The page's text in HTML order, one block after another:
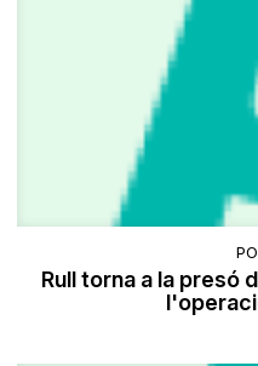
Rull torna a la presó